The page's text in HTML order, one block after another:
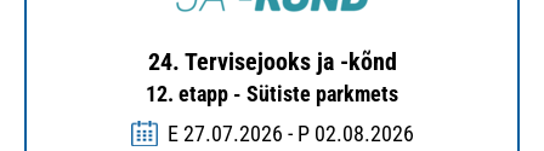
24. Tervisejooks ja -kõnd
12. etapp - Sütiste parkmets
E 27.07.2026 - P 02.08.2026